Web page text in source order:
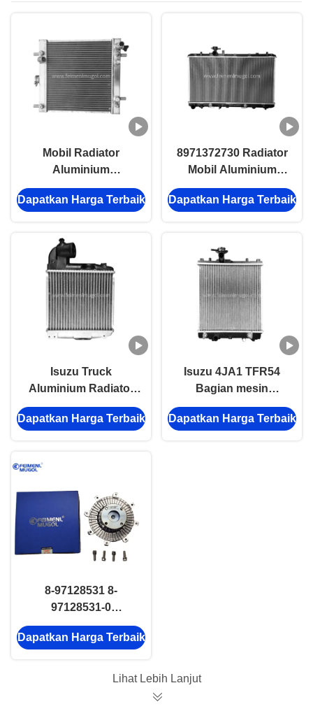
Mobil Radiator
Aluminium
8944741714 Untuk
Isuzu 600P 4JB1T
Dapatkan Harga Terbaik
8971372730 Radiator
Mobil Aluminium
Untuk Isuzu NPR
600P 4BE1 4BD1
Dapatkan Harga Terbaik
Isuzu Truck
Aluminium Radiator
8971372730 Untuk
600P 4JB1T NPR
Dapatkan Harga Terbaik
Isuzu 4JA1 TFR54
Bagian mesin
8970936921
8944741714 Bagian
Dapatkan Harga Terbaik
8-97128531 8-
97128531-0
Keterikatan kipas
angin mobil ISUZU
suku cadang
Dapatkan Harga Terbaik
Lihat Lebih Lanjut